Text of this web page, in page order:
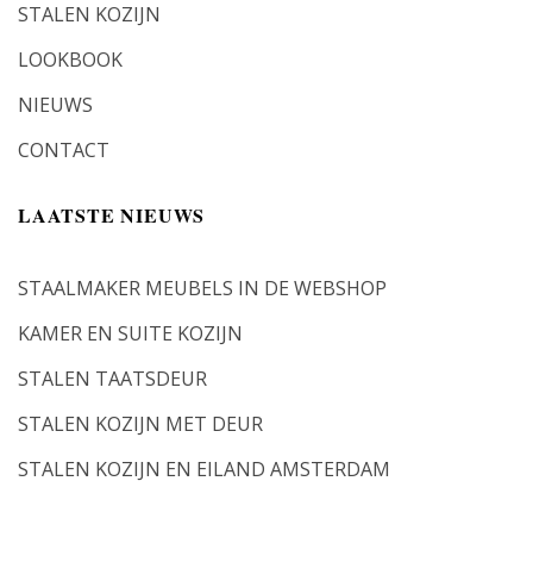
STALEN KOZIJN
LOOKBOOK
NIEUWS
CONTACT
LAATSTE NIEUWS
STAALMAKER MEUBELS IN DE WEBSHOP
KAMER EN SUITE KOZIJN
STALEN TAATSDEUR
STALEN KOZIJN MET DEUR
STALEN KOZIJN EN EILAND AMSTERDAM